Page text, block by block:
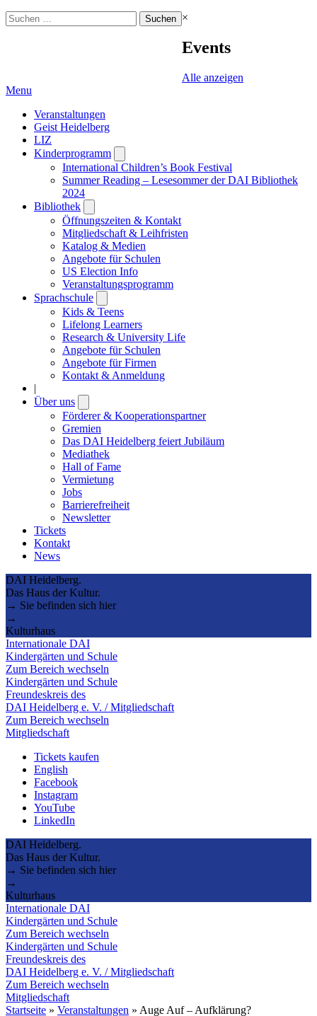
Suchen
nach:
×
Events
Alle anzeigen
Menu
Veranstaltungen
Geist Heidelberg
LIZ
Kinderprogramm
submenu
International Children’s Book Festival
Summer Reading – Lesesommer der DAI Bibliothek
2024
Bibliothek
submenu
Öffnungszeiten & Kontakt
Mitgliedschaft & Leihfristen
Katalog & Medien
Angebote für Schulen
US Election Info
Veranstaltungsprogramm
Sprachschule
submenu
Kids & Teens
Lifelong Learners
Research & University Life
Angebote für Schulen
Angebote für Firmen
Kontakt & Anmeldung
|
Über uns
submenu
Förderer & Kooperationspartner
Gremien
Das DAI Heidelberg feiert Jubiläum
Mediathek
Hall of Fame
Vermietung
Jobs
Barrierefreiheit
Newsletter
Tickets
Kontakt
News
DAI Heidelberg.
Das Haus der Kultur.
→ Sie befinden sich hier
→
Kulturhaus
Internationale DAI
Kindergärten und Schule
Zum Bereich wechseln
Kindergärten und Schule
Freundeskreis des
DAI Heidelberg e. V. / Mitgliedschaft
Zum Bereich wechseln
Mitgliedschaft
Tickets kaufen
English
Facebook
Instagram
YouTube
LinkedIn
DAI Heidelberg.
Das Haus der Kultur.
→ Sie befinden sich hier
→
Kulturhaus
Internationale DAI
Kindergärten und Schule
Zum Bereich wechseln
Kindergärten und Schule
Freundeskreis des
DAI Heidelberg e. V. / Mitgliedschaft
Zum Bereich wechseln
Mitgliedschaft
Startseite » Veranstaltungen » Auge Auf – Aufklärung?